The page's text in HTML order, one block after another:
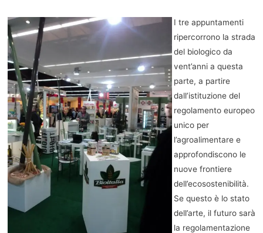
I tre appuntamenti
ripercorrono la strada
del biologico da
vent’anni a questa
parte, a partire
dall’istituzione del
regolamento europeo
unico per
l’agroalimentare e
approfondiscono le
nuove frontiere
dell’ecosostenibilità.
Se questo è lo stato
dell’arte, il futuro sarà
la regolamentazione